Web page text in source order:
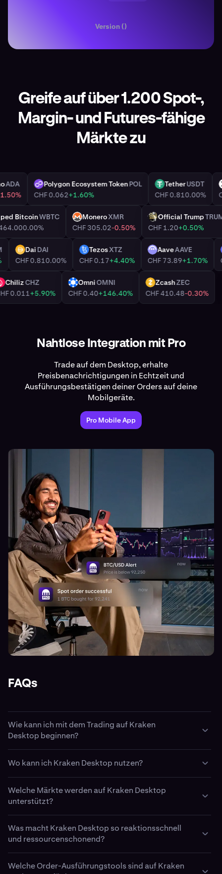
Version ()
Greife auf über 1.200 Spot-,
Margin- und Futures-fähige
Märkte zu
ADA
-1.50%
POL Polygon Ecosystem Token
POL
CHF 0.062+1.60%
USDTTetherUSDT
CHF 0.81
BitcoinWBTC
0.00%
XMR MoneroXMR
CHF 305.02-0.50%
TRUMPOfficial Trump
CHF 1.20+0.50%
DAI Dai
CHF 0.810.00%
XTZ Tezos
CHF 0.17+4.40%
AAVEAaveAAVE
CHF 73.89+1.70%
CHZ ChilizCHZ
CHF 0.011+5.90%
OMNIOmniOMNI
CHF 0.40+146.40%
ZEC ZcashZEC
CHF 410.48-0.30%
Nahtlose Integration mit Pro
Trade auf dem Desktop, erhalte
Preisbenachrichtigungen in Echtzeit und
Ausführungsbestätigen deiner Orders auf deine
Mobilgeräte.
Pro Mobile App
FAQs
Wie kann ich mit dem Trading auf Kraken
Desktop beginnen?
Konto mitCashoderKryptoauf. Lade anschließend
Kraken Desktop herunter, installiere es und melde dich
mit deinen Kraken Anmeldedaten an.
Wo kann ich Kraken Desktop nutzen?
Betriebssystemen heruntergeladen und installiert
werden.
Welche Märkte werden auf Kraken Desktop
unterstützt?
Orderausführung auf über 800 Spot-, Margin- und
Futures-Märkten. Dazu gehören sowohl einseitig als
auch mehrseitig besicherte Futures.
Was macht Kraken Desktop so reaktionsschnell
und ressourcenschonend?
Anwendungen, die eine webbasierte HTML-iFrame-
Welche Order-Ausführungstools sind auf Kraken